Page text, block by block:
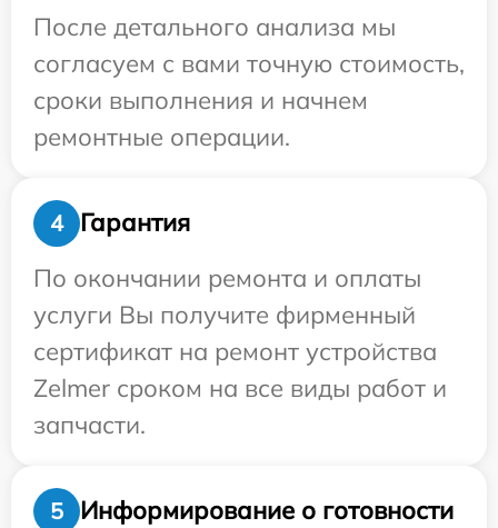
После детального анализа мы
согласуем с вами точную стоимость,
сроки выполнения и начнем
ремонтные операции.
4
Гарантия
По окончании ремонта и оплаты
услуги Вы получите фирменный
сертификат на ремонт устройства
Zelmer сроком на все виды работ и
запчасти.
5
Информирование о готовности